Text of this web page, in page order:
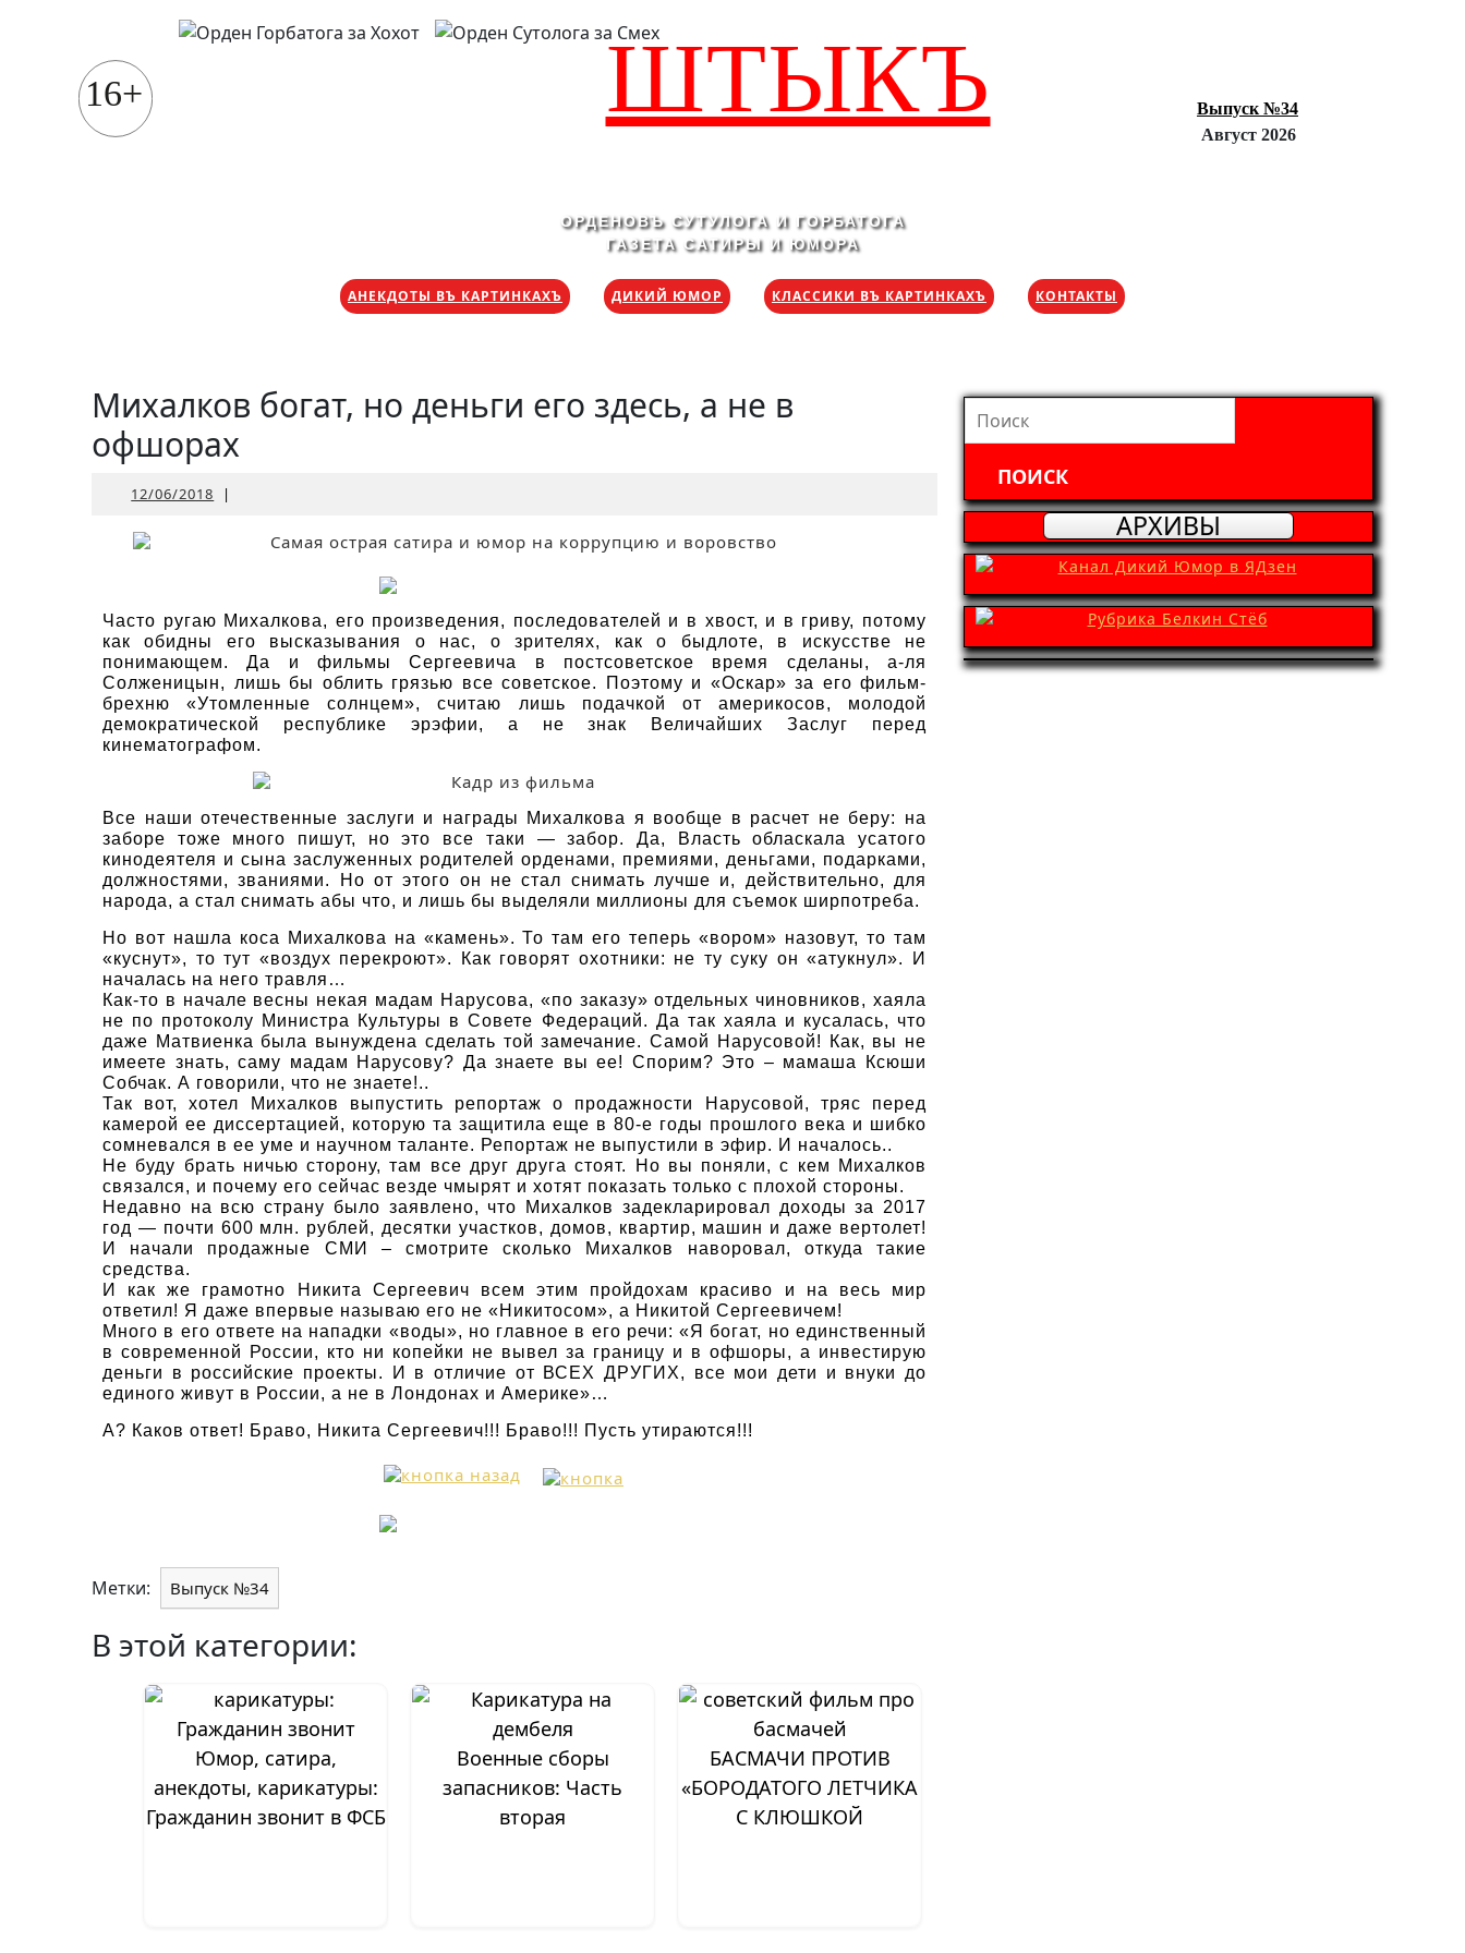
содержимому
16+ ШТЫКЪ
Выпуск №34
Август 2026
ОРДЕНОВЪ СУТУЛОГА И ГОРБАТОГА
ГАЗЕТА САТИРЫ И ЮМОРА
АНЕКДОТЫ ВЪ КАРТИНКАХЪ ДИКИЙ ЮМОР КЛАССИКИ ВЪ КАРТИНКАХЪ КОНТАКТЫ
Михалков богат, но деньги его здесь, а не в
офшорах
12/06/2018 12/06/2018
|
Часто ругаю Михалкова, его произведения, последователей и в хвост, и в гриву, потому
как обидны его высказывания о нас, о зрителях, как о быдлоте, в искусстве не
понимающем. Да и фильмы Сергеевича в постсоветское время сделаны, а-ля
Солженицын, лишь бы облить грязью все советское. Поэтому и «Оскар» за его фильм-
брехню «Утомленные солнцем», считаю лишь подачкой от америкосов, молодой
демократической республике эрэфии, а не знак Величайших Заслуг перед
кинематографом.
Все наши отечественные заслуги и награды Михалкова я вообще в расчет не беру: на
заборе тоже много пишут, но это все таки — забор. Да, Власть обласкала усатого
кинодеятеля и сына заслуженных родителей орденами, премиями, деньгами, подарками,
должностями, званиями. Но от этого он не стал снимать лучше и, действительно, для
народа, а стал снимать абы что, и лишь бы выделяли миллионы для съемок ширпотреба.
Но вот нашла коса Михалкова на «камень». То там его теперь «вором» назовут, то там
«куснут», то тут «воздух перекроют». Как говорят охотники: не ту суку он «атукнул». И
началась на него травля…
Как-то в начале весны некая мадам Нарусова, «по заказу» отдельных чиновников, хаяла
не по протоколу Министра Культуры в Совете Федераций. Да так хаяла и кусалась, что
даже Матвиенка была вынуждена сделать той замечание. Самой Нарусовой! Как, вы не
имеете знать, саму мадам Нарусову? Да знаете вы ее! Спорим? Это – мамаша Ксюши
Собчак. А говорили, что не знаете!..
Так вот, хотел Михалков выпустить репортаж о продажности Нарусовой, тряс перед
камерой ее диссертацией, которую та защитила еще в 80-е годы прошлого века и шибко
сомневался в ее уме и научном таланте. Репортаж не выпустили в эфир. И началось..
Не буду брать ничью сторону, там все друг друга стоят. Но вы поняли, с кем Михалков
связался, и почему его сейчас везде чмырят и хотят показать только с плохой стороны.
Недавно на всю страну было заявлено, что Михалков задекларировал доходы за 2017
год — почти 600 млн. рублей, десятки участков, домов, квартир, машин и даже вертолет!
И начали продажные СМИ – смотрите сколько Михалков наворовал, откуда такие
средства.
И как же грамотно Никита Сергеевич всем этим пройдохам красиво и на весь мир
ответил! Я даже впервые называю его не «Никитосом», а Никитой Сергеевичем!
Много в его ответе на нападки «воды», но главное в его речи: «Я богат, но единственный
в современной России, кто ни копейки не вывел за границу и в офшоры, а инвестирую
деньги в российские проекты. И в отличие от ВСЕХ ДРУГИХ, все мои дети и внуки до
единого живут в России, а не в Лондонах и Америке»…
А? Каков ответ! Браво, Никита Сергеевич!!! Браво!!! Пусть утираются!!!
Метки: Выпуск №34
В этой категории:
Юмор, сатира,
анекдоты, карикатуры:
Гражданин звонит в ФСБ
Военные сборы
запасников: Часть
вторая
БАСМАЧИ ПРОТИВ
«БОРОДАТОГО ЛЕТЧИКА
С КЛЮШКОЙ
Найти:
АРХИВЫ